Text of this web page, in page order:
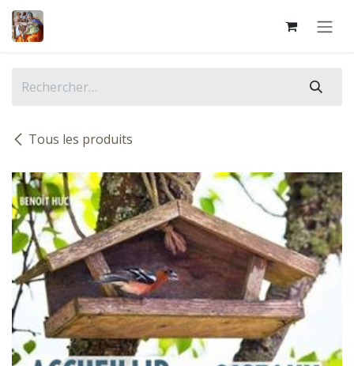
Se rendre au contenu
Tous les produits